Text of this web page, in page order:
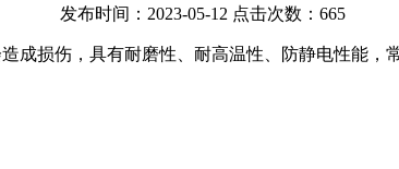
发布时间：2023-05-12 点击次数：665
成损伤，具有耐磨性、耐高温性、防静电性能